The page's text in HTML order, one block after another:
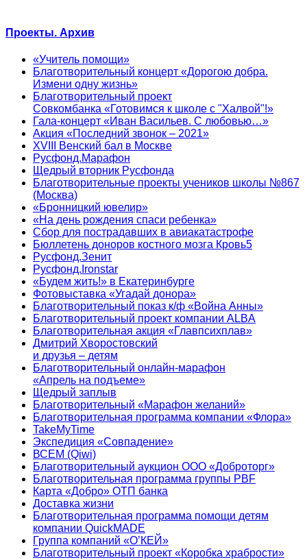
Проекты. Архив
«Учитель помощи»
Благотворительный концерт «Дорогою добра.
Измени одну жизнь»
Благотворительный проект
Совкомбанка «Готовимся к школе с "Халвой"!»
Гала-концерт «Иван Васильев. С любовью…»
Акция «Последний звонок – 2021»
XVIII Венский бал в Москве
Русфонд.Марафон
Щедрый вторник Русфонда
Благотворительные проекты учеников школы №867
(Москва)
«Бронницкий ювелир»
«На день рождения спаси ребенка»
Сбор для пострадавших в авиакатастрофе
Бюллетень доноров костного мозга Кровь5
Русфонд.Зенит
Русфонд.Ironstar
«Будем жить!» в Екатеринбурге
Фотовыставка «Угадай донора»
Благотворительный показ к/ф «Война Анны»
Благотворительный проект компании ALBA
Благотворительная акция «Главпсихплав»
Дмитрий Хворостовский
и друзья – детям
Благотворительный онлайн‑марафон
«Апрель на подъеме»
Щедрый заплыв
Благотворительный «Марафон желаний»
Благотворительная программа компании «Флора»
TakeMyTime
Экспедиция «Совпадение»
ВСЕМ (Qiwi)
Благотворительный аукцион ООО «Доброторг»
Благотворительная программа группы PBF
Карта «Добро» ОТП банка
Доставка жизни
Благотворительная программа помощи детям
компании QuickMADE
Группа компаний «О’КЕЙ»
Благотворительный проект «Коробка храбрости»